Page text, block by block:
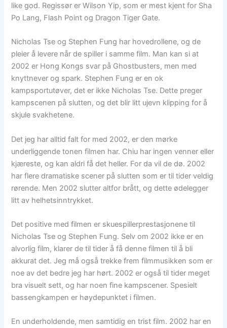
like god. Regissør er Wilson Yip, som er mest kjent for Sha
Po Lang, Flash Point og Dragon Tiger Gate.
Nicholas Tse og Stephen Fung har hovedrollene, og de
pleier å levere når de spiller i samme film. Man kan si at
2002 er Hong Kongs svar på Ghostbusters, men med
knyttnever og spark. Stephen Fung er en ok
kampsportutøver, det er ikke Nicholas Tse. Dette preger
kampscenen på slutten, og det blir litt ujevn klipping for å
skjule svakhetene.
Det jeg har alltid falt for med 2002, er den mørke
underliggende tonen filmen har. Chiu har ingen venner eller
kjæreste, og kan aldri få det heller. For da vil de dø. 2002
har flere dramatiske scener på slutten som er til tider veldig
rørende. Men 2002 slutter altfor brått, og dette ødelegger
litt av helhetsinntrykket.
Det positive med filmen er skuespillerprestasjonene til
Nicholas Tse og Stephen Fung. Selv om 2002 ikke er en
alvorlig film, klarer de til tider å få denne filmen til å bli
akkurat det. Jeg må også trekke frem filmmusikken som er
noe av det bedre jeg har hørt. 2002 er også til tider meget
bra visuelt sett, og har noen fine kampscener. Spesielt
bassengkampen er høydepunktet i filmen.
En underholdende, men samtidig en trist film. 2002 har en